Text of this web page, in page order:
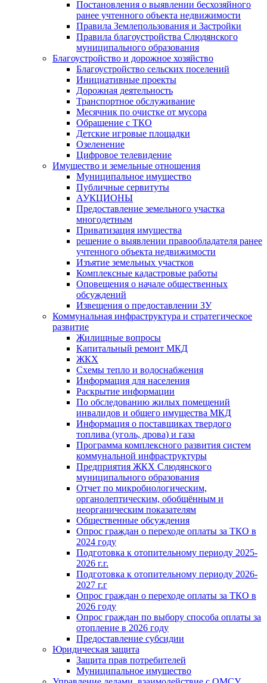
Постановления о выявлении бесхозяйного
ранее учтенного объекта недвижимости
Правила Землепользования и Застройки
Правила благоустройства Слюдянского
муниципального образования
Благоустройство и дорожное хозяйство
Благоустройство сельских поселений
Инициативные проекты
Дорожная деятельность
Транспортное обслуживание
Месячник по очистке от мусора
Обращение с ТКО
Детские игровые площадки
Озеленение
Цифровое телевидение
Имущество и земельные отношения
Муниципальное имущество
Публичные сервитуты
АУКЦИОНЫ
Предоставление земельного участка
многодетным
Приватизация имущества
решение о выявлении правообладателя ранее
учтенного объекта недвижимости
Изъятие земельных участков
Комплексные кадастровые работы
Оповещения о начале общественных
обсуждений
Извещения о предоставлении ЗУ
Коммунальная инфраструктура и стратегическое
развитие
Жилищные вопросы
Капитальный ремонт МКД
ЖКХ
Схемы тепло и водоснабжения
Информация для населения
Раскрытие информации
По обследованию жилых помещений
инвалидов и общего имущества МКД
Информация о поставщиках твердого
топлива (уголь, дрова) и газа
Программа комплексного развития систем
коммунальной инфраструктуры
Предприятия ЖКХ Слюдянского
муниципального образования
Отчет по микробиологическим,
органолептическим, обобщённым и
неорганическим показателям
Общественные обсуждения
Опрос граждан о переходе оплаты за ТКО в
2024 году
Подготовка к отопительному периоду 2025-
2026 г.г.
Подготовка к отопительному периоду 2026-
2027 г.г
Опрос граждан о переходе оплаты за ТКО в
2026 году
Опрос граждан по выбору способа оплаты за
отопление в 2026 году
Предоставление субсидии
Юридическая защита
Защита прав потребителей
Муниципальное имущество